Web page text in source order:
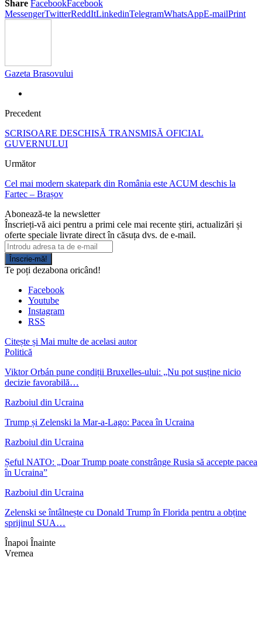
Share FacebookFacebook
MessengerTwitterReddItLinkedinTelegramWhatsAppE-mailPrint
Gazeta Brasovului
Precedent
SCRISOARE DESCHISĂ TRANSMISĂ OFICIAL
GUVERNULUI
Următor
Cel mai modern skatepark din România este ACUM deschis la
Fartec – Brașov
Abonează-te la newsletter
Înscrieți-vă aici pentru a primi cele mai recente știri, actualizări și
oferte speciale livrate direct în căsuța dvs. de e-mail.
Înscrie-mă!
Te poți dezabona oricând!
Facebook
Youtube
Instagram
RSS
Citește și Mai multe de acelasi autor
Politică
Viktor Orbán pune condiții Bruxelles-ului: „Nu pot susține nicio
decizie favorabilă…
Razboiul din Ucraina
Trump și Zelenski la Mar-a-Lago: Pacea în Ucraina
Razboiul din Ucraina
Șeful NATO: „Doar Trump poate constrânge Rusia să accepte pacea
în Ucraina”
Razboiul din Ucraina
Zelenski se întâlnește cu Donald Trump în Florida pentru a obține
sprijinul SUA…
Înapoi Înainte
Vremea